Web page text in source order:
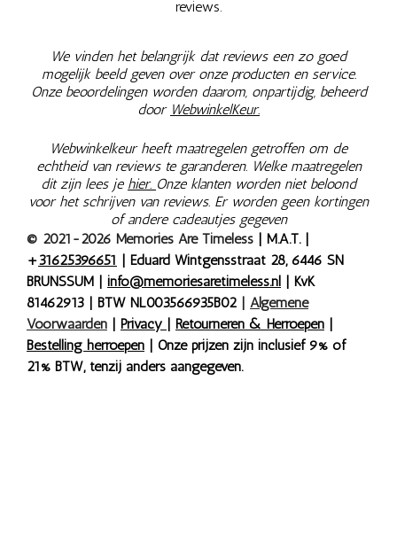
reviews.
We vinden het belangrijk dat reviews een zo goed
mogelijk beeld geven over onze producten en service.
Onze beoordelingen worden daarom, onpartijdig, beheerd
door WebwinkelKeur.
Webwinkelkeur heeft maatregelen getroffen om de
echtheid van reviews te garanderen. Welke maatregelen
dit zijn lees je hier. Onze klanten worden niet beloond
voor het schrijven van reviews. Er worden geen kortingen
of andere cadeautjes gegeven
© 2021-2026 Memories Are Timeless | M.A.T. |
+31625396651 | Eduard Wintgensstraat 28, 6446 SN
BRUNSSUM | info@memoriesaretimeless.nl | KvK
81462913 | BTW NL003566935B02 | Algemene
Voorwaarden | Privacy | Retourneren & Herroepen |
Bestelling herroepen | Onze prijzen zijn inclusief 9% of
21% BTW, tenzij anders aangegeven.